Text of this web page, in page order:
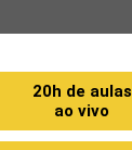
20h de aulas
ao vivo